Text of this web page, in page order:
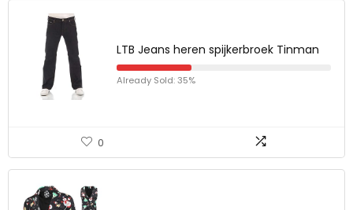
LTB Jeans heren spijkerbroek Tinman
Already Sold: 35%
0